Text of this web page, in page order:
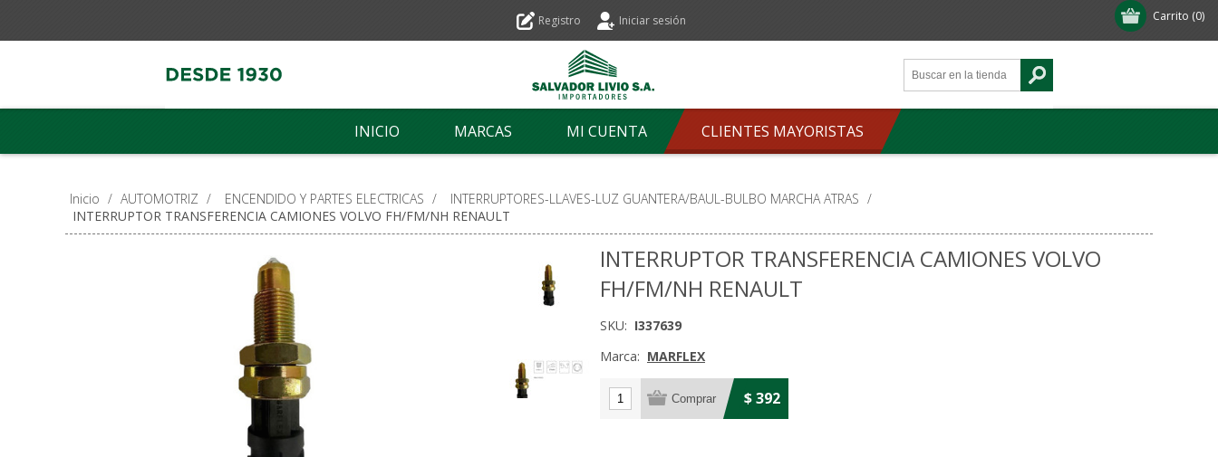
Carrito (0)
Registro Iniciar sesión
INICIO MARCAS MI CUENTA CLIENTES MAYORISTAS
Inicio / AUTOMOTRIZ / ENCENDIDO Y PARTES ELECTRICAS / INTERRUPTORES-LLAVES-LUZ GUANTERA/BAUL-BULBO MARCHA ATRAS /
INTERRUPTOR TRANSFERENCIA CAMIONES VOLVO FH/FM/NH RENAULT
INTERRUPTOR TRANSFERENCIA CAMIONES VOLVO
FH/FM/NH RENAULT
SKU: I337639
Marca: MARFLEX
$ 392